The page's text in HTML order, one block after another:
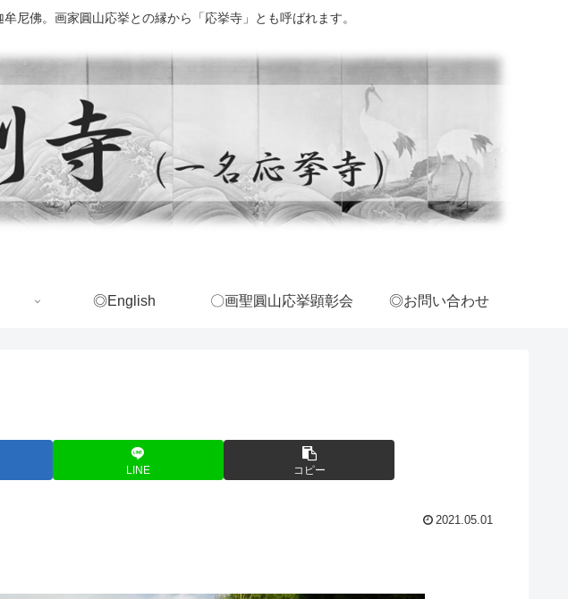
尼佛。画家圓山応挙との縁から「応挙寺」とも呼ばれます。
◎English 〇画聖圓山応挙顕彰会 ◎お問い合わせ
LINE コピー
2021.05.01